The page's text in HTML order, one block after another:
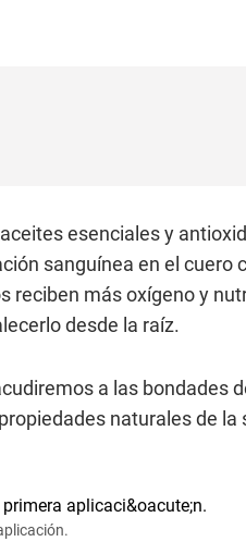
esenciales y
sanguínea en el cuero
reciben más oxígeno y
desde la raíz.
a las bondades
naturales de la